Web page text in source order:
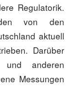
Regulatorik.
von den
aktuell
Darüber
anderen
Messungen